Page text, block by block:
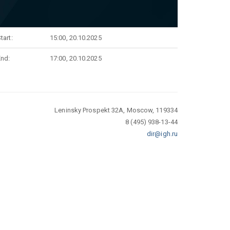
15:00, 20.10.2025
17:00, 20.10.2025
Leninsky Prospekt 32A, Moscow, 119334
8 (495) 938-13-44
dir@igh.ru